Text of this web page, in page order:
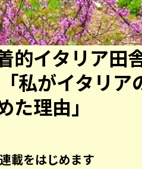
的イタリア田
私がイタリア
た理由」
載をはじめます